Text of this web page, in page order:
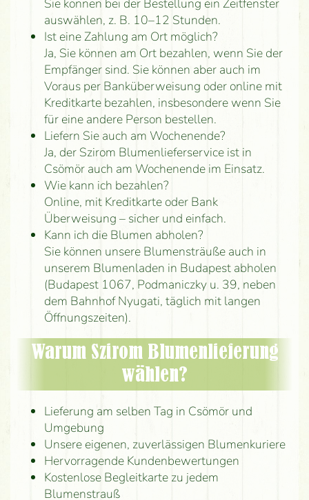
Sie können bei der Bestellung ein Zeitfenster
auswählen, z. B. 10–12 Stunden.
Ist eine Zahlung am Ort möglich?
Ja, Sie können am Ort bezahlen, wenn Sie der
Empfänger sind. Sie können aber auch im
Voraus per Banküberweisung oder online mit
Kreditkarte bezahlen, insbesondere wenn Sie
für eine andere Person bestellen.
Liefern Sie auch am Wochenende?
Ja, der Szirom Blumenlieferservice ist in
Csömör auch am Wochenende im Einsatz.
Wie kann ich bezahlen?
Online, mit Kreditkarte oder Bank
Überweisung – sicher und einfach.
Kann ich die Blumen abholen?
Sie können unsere Blumensträuße auch in
unserem Blumenladen in Budapest abholen
(Budapest 1067, Podmaniczky u. 39, neben
dem Bahnhof Nyugati, täglich mit langen
Öffnungszeiten).
Warum Szirom Blumenlieferung
wählen?
Lieferung am selben Tag in Csömör und
Umgebung
Unsere eigenen, zuverlässigen Blumenkuriere
Hervorragende Kundenbewertungen
Kostenlose Begleitkarte zu jedem
Blumenstrauß